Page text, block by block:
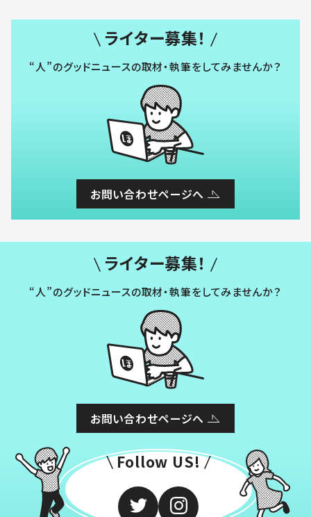
ライター募集！
“人”のグッドニュースの取材・執筆をしてみませんか？
お問い合わせページへ
ライター募集！
“人”のグッドニュースの取材・執筆をしてみませんか？
お問い合わせページへ
Follow US!